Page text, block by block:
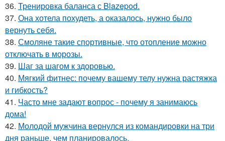
36. Тренировка баланса с Blazepod.
37. Она хотела похудеть, а оказалось, нужно было
вернуть себя.
38. Смоляне такие спортивные, что отопление можно
отключать в морозы.
39. Шаг за шагом к здоровью.
40. Мягкий фитнес: почему вашему телу нужна растяжка
и гибкость?
41. Часто мне задают вопрос - почему я занимаюсь
дома!
42. Молодой мужчина вернулся из командировки на три
дня раньше, чем планировалось.